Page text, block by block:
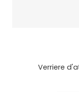
Verriere